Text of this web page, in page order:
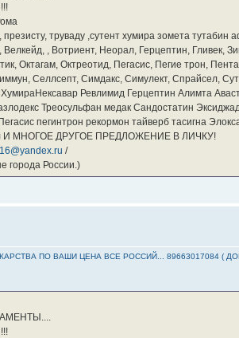
презисту, труваду ,сутент хумира зомета
, Вотриент, Неорал, Герцептин, Гливек,
Октагам, Октреотид, Пегасис, Пегие трон,
Селлсепт, Симдакс, Симулект, Спрайсел,
Ревлимид Герцептин Алимта
Треосульфан медак Сандостатин
пегинтрон рекормон тайверб тасигна
И МНОГОЕ ДРУГОЕ ПРЕДЛОЖЕНИЕ В ЛИЧКУ!
/
города России.)
ПО ВАШИ ЦЕНА ВСЕ РОССИЙ... 89663017084 (